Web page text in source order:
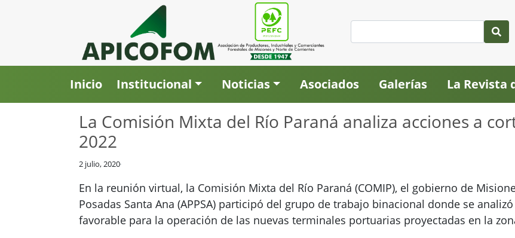
Inicio Institucional Noticias Asociados Galerías La Revista
La Comisión Mixta del Río Paraná analiza acciones a
2022
2 julio, 2020
En la reunión virtual, la Comisión Mixta del Río Paraná (COMIP), el gobierno de
Posadas Santa Ana (APPSA) participó del grupo de trabajo binacional donde se
favorable para la operación de las nuevas terminales portuarias proyectadas en la